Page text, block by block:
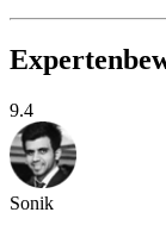
9.4
Sonik